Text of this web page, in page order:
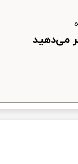
می‌دهید